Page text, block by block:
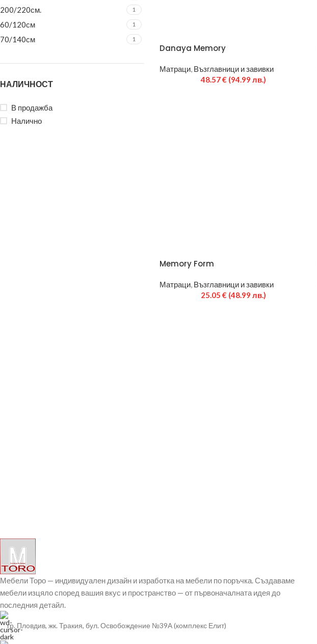
200/220см. 1
60/120см 1
70/140см 1
НАЛИЧНОСТ
В продажба
Налично
Danaya Memory
Матраци, Възглавници и завивки
48.57€ (94.99 лв.)
Memory Form
Матраци, Възглавници и завивки
25.05 € (48.99 лв.)
Мебели Торо — индивидуален дизайн и изработка на мебели по поръчка. Създаваме
мебели изцяло според вашия вкус и пространство — от първоначалната идея до
последния детайл.
гр. Пловдив, жк. Тракия, бул. Освобождение №39А (комплекс Елит)